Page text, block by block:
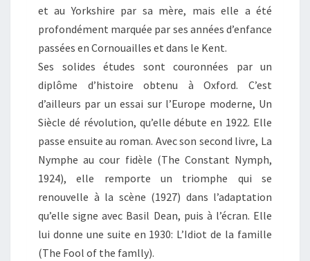
et au Yorkshire par sa mère, mais elle a été
profondément marquée par ses années d’enfance
passées en Cornouailles et dans le Kent.
Ses solides études sont couronnées par un
diplôme d’histoire obtenu à Oxford. C’est
d’ailleurs par un essai sur l’Europe moderne, Un
Siècle dé révolution, qu’elle débute en 1922. Elle
passe ensuite au roman. Avec son second livre, La
Nymphe au cour fidèle (The Constant Nymph,
1924), elle remporte un triomphe qui se
renouvelle à la scène (1927) dans l’adaptation
qu’elle signe avec Basil Dean, puis à l’écran. Elle
lui donne une suite en 1930: L’Idiot de la famille
(The Fool of the famlly).